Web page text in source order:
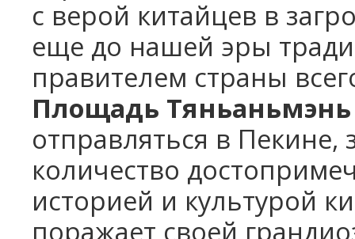
с верой китайцев в
еще до нашей эры
правителем страны
Площадь Тяньаньмэнь
отправляться в Пекине,
количество
историей и культурой
поражает своей